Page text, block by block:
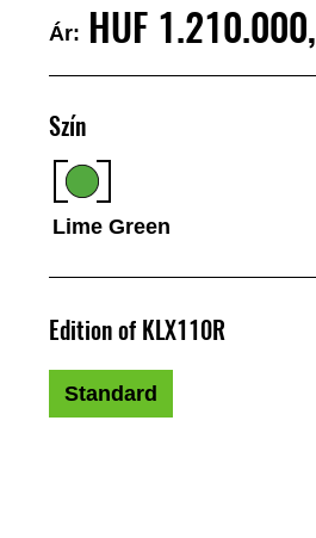
Ár: HUF‎
Szín
Lime Green
Edition of KLX110R
Standard